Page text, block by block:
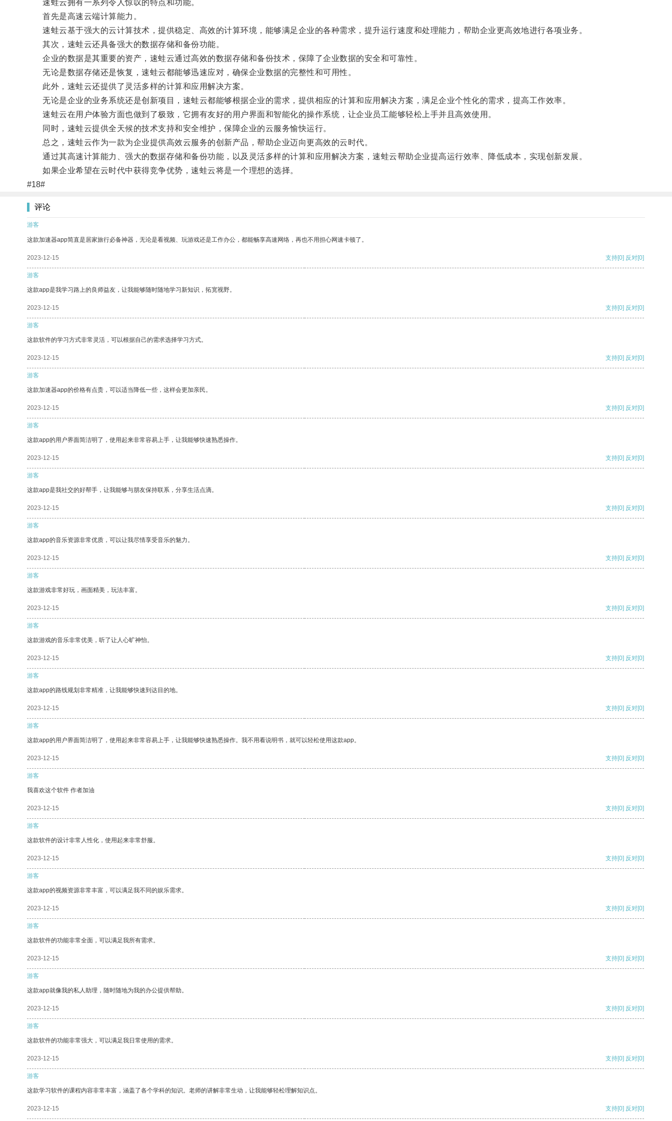
速蛙云拥有一系列令人惊叹的特点和功能。
首先是高速云端计算能力。
速蛙云基于强大的云计算技术，提供稳定、高效的计算环境，能够满足企业的各种需求，提升运行速度和处理能力，帮助企业更高效地进行各项业务。
其次，速蛙云还具备强大的数据存储和备份功能。
企业的数据是其重要的资产，速蛙云通过高效的数据存储和备份技术，保障了企业数据的安全和可靠性。
无论是数据存储还是恢复，速蛙云都能够迅速应对，确保企业数据的完整性和可用性。
此外，速蛙云还提供了灵活多样的计算和应用解决方案。
无论是企业的业务系统还是创新项目，速蛙云都能够根据企业的需求，提供相应的计算和应用解决方案，满足企业个性化的需求，提高工作效率。
速蛙云在用户体验方面也做到了极致，它拥有友好的用户界面和智能化的操作系统，让企业员工能够轻松上手并且高效使用。
同时，速蛙云提供全天候的技术支持和安全维护，保障企业的云服务愉快运行。
总之，速蛙云作为一款为企业提供高效云服务的创新产品，帮助企业迈向更高效的云时代。
通过其高速计算能力、强大的数据存储和备份功能，以及灵活多样的计算和应用解决方案，速蛙云帮助企业提高运行效率、降低成本，实现创新发展。
如果企业希望在云时代中获得竞争优势，速蛙云将是一个理想的选择。
#18#
评论
游客
这款加速器app简直是居家旅行必备神器，无论是看视频、玩游戏还是工作办公，都能畅享高速网络，再也不用担心网速卡顿了。
2023-12-15 支持[0] 反对[0]
游客
这款app是我学习路上的良师益友，让我能够随时随地学习新知识，拓宽视野。
2023-12-15 支持[0] 反对[0]
游客
这款软件的学习方式非常灵活，可以根据自己的需求选择学习方式。
2023-12-15 支持[0] 反对[0]
游客
这款加速器app的价格有点贵，可以适当降低一些，这样会更加亲民。
2023-12-15 支持[0] 反对[0]
游客
这款app的用户界面简洁明了，使用起来非常容易上手，让我能够快速熟悉操作。
2023-12-15 支持[0] 反对[0]
游客
这款app是我社交的好帮手，让我能够与朋友保持联系，分享生活点滴。
2023-12-15 支持[0] 反对[0]
游客
这款app的音乐资源非常优质，可以让我尽情享受音乐的魅力。
2023-12-15 支持[0] 反对[0]
游客
这款游戏非常好玩，画面精美，玩法丰富。
2023-12-15 支持[0] 反对[0]
游客
这款游戏的音乐非常优美，听了让人心旷神怡。
2023-12-15 支持[0] 反对[0]
游客
这款app的路线规划非常精准，让我能够快速到达目的地。
2023-12-15 支持[0] 反对[0]
游客
这款app的用户界面简洁明了，使用起来非常容易上手，让我能够快速熟悉操作。我不用看说明书，就可以轻松使用这款app。
2023-12-15 支持[0] 反对[0]
游客
我喜欢这个软件 作者加油
2023-12-15 支持[0] 反对[0]
游客
这款软件的设计非常人性化，使用起来非常舒服。
2023-12-15 支持[0] 反对[0]
游客
这款app的视频资源非常丰富，可以满足我不同的娱乐需求。
2023-12-15 支持[0] 反对[0]
游客
这款软件的功能非常全面，可以满足我所有需求。
2023-12-15 支持[0] 反对[0]
游客
这款app就像我的私人助理，随时随地为我的办公提供帮助。
2023-12-15 支持[0] 反对[0]
游客
这款软件的功能非常强大，可以满足我日常使用的需求。
2023-12-15 支持[0] 反对[0]
游客
这款学习软件的课程内容非常丰富，涵盖了各个学科的知识。老师的讲解非常生动，让我能够轻松理解知识点。
2023-12-15 支持[0] 反对[0]